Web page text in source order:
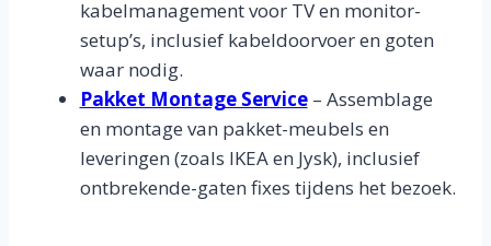
kabelmanagement voor TV en monitor-
setup’s, inclusief kabeldoorvoer en goten
waar nodig.
Pakket Montage Service– Assemblage
en montage van pakket-meubels en
leveringen (zoals IKEA en Jysk), inclusief
ontbrekende-gaten fixes tijdens het bezoek.